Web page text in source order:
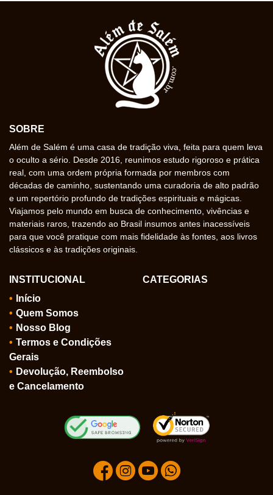
SOBRE
Além de Salém é uma casa de tradição viva, feita para quem leva
o oculto a sério. Desde 2016, reunimos estudo rigoroso e prática
real, com uma ordem própria formada por membros com
décadas de caminho, sustentando uma curadoria de alto padrão
e um repertório profundo de tradições espirituais e mágicas.
Viajamos pelo mundo em busca de conhecimento, vivências e
materiais raros, trazendo ao Brasil insumos antes inacessíveis
para que você pratique com mais fidelidade às fontes, aos livros
clássicos e às tradições originais.
INSTITUCIONAL
Início
Quem Somos
Nosso Blog
Termos e Condições
Gerais
Devolução, Reembolso
e Cancelamento
CATEGORIAS